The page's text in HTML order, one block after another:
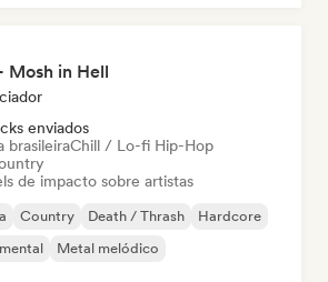
Mosh in Hell
enviados
brasileiraChill / Lo-fi Hip-Hop
de impacto sobre artistas
Country Death / Thrash
Hardcore
Metal melódico